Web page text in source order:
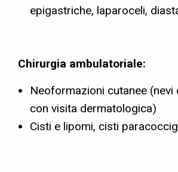
epigastriche, laparoceli,
Chirurgia ambulatoriale:
Neoformazioni cutanee (nevi
con visita dermatologica)
Cisti e lipomi, cisti